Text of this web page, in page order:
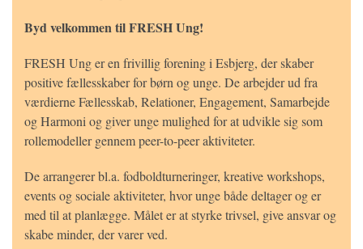
Byd velkommen til FRESH Ung!
FRESH Ung er en frivillig forening i Esbjerg, der skaber
positive fællesskaber for børn og unge. De arbejder ud fra
værdierne Fællesskab, Relationer, Engagement, Samarbejde
og Harmoni og giver unge mulighed for at udvikle sig som
rollemodeller gennem peer-to-peer aktiviteter.
De arrangerer bl.a. fodboldturneringer, kreative workshops,
events og sociale aktiviteter, hvor unge både deltager og er
med til at planlægge. Målet er at styrke trivsel, give ansvar og
skabe minder, der varer ved.